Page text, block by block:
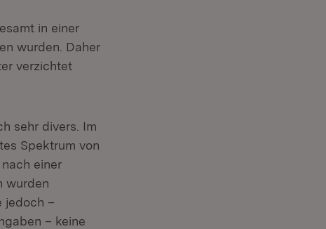
in einer
wurden. Daher
verzichtet
sehr divers. Im
Spektrum von
einer
wurden
jedoch –
– keine